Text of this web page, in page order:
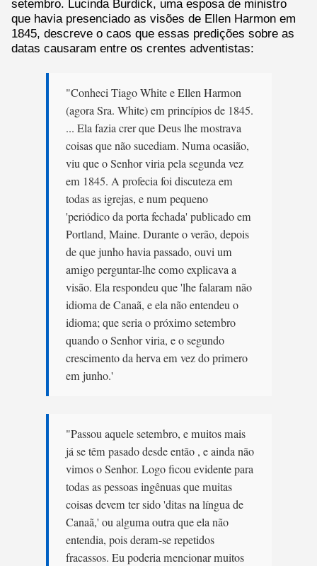
setembro. Lucinda Burdick, uma esposa de ministro
que havia presenciado as visões de Ellen Harmon em
1845, descreve o caos que essas predições sobre as
datas causaram entre os crentes adventistas:
"Conheci Tiago White e Ellen Harmon
(agora Sra. White) em princípios de 1845.
... Ela fazia crer que Deus lhe mostrava
coisas que não sucediam. Numa ocasião,
viu que o Senhor viria pela segunda vez
em 1845. A profecia foi discuteza em
todas as igrejas, e num pequeno
'periódico da porta fechada' publicado em
Portland, Maine. Durante o verão, depois
de que junho havia passado, ouvi um
amigo perguntar-lhe como explicava a
visão. Ela respondeu que 'lhe falaram não
idioma de Canaã, e ela não entendeu o
idioma; que seria o próximo setembro
quando o Senhor viria, e o segundo
crescimento da herva em vez do primero
em junho.'
"Passou aquele setembro, e muitos mais
já se têm pasado desde então , e ainda não
vimos o Senhor. Logo ficou evidente para
todas as pessoas ingênuas que muitas
coisas devem ter sido 'ditas na língua de
Canaã,' ou alguma outra que ela não
entendia, pois deram-se repetidos
fracassos. Eu poderia mencionar muitos